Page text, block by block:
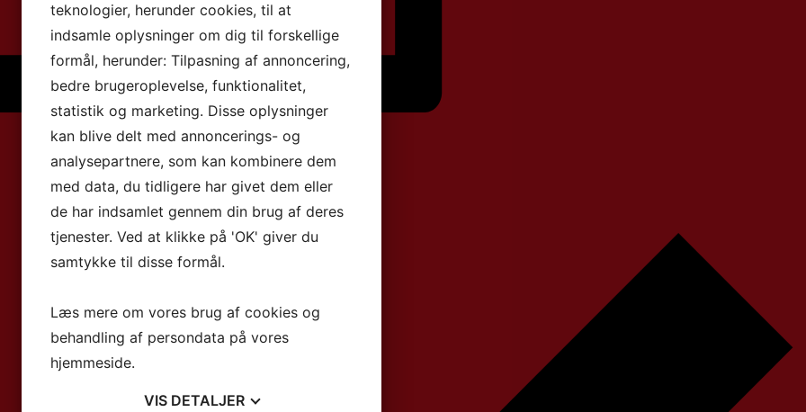
teknologier, herunder cookies, til at
indsamle oplysninger om dig til forskellige
formål, herunder: Tilpasning af annoncering,
bedre brugeroplevelse, funktionalitet,
statistik og marketing. Disse oplysninger
kan blive delt med annoncerings- og
analysepartnere, som kan kombinere dem
med data, du tidligere har givet dem eller
de har indsamlet gennem din brug af deres
tjenester. Ved at klikke på 'OK' giver du
samtykke til disse formål.
Læs mere om vores brug af cookies og
behandling af persondata på vores
hjemmeside.
VIS DETALJER